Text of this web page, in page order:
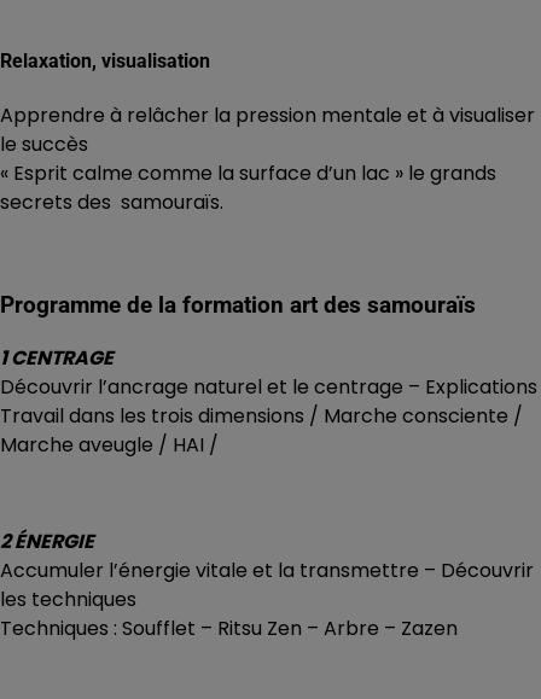
Relaxation, visualisation
Apprendre à relâcher la pression mentale et à visualiser
le succès
« Esprit calme comme la surface d’un lac » le grands
secrets des samouraïs.
Programme de la formation art des samouraïs
1 CENTRAGE
Découvrir l’ancrage naturel et le centrage – Explications
Travail dans les trois dimensions / Marche consciente /
Marche aveugle / HAI /
2 ÉNERGIE
Accumuler l’énergie vitale et la transmettre – Découvrir
les techniques
Techniques : Soufflet – Ritsu Zen – Arbre – Zazen